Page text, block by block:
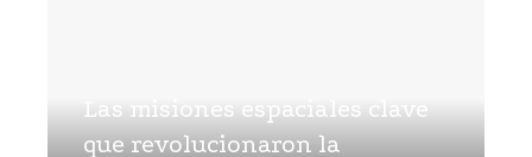
Las misiones espaciales clave
que revolucionaron la